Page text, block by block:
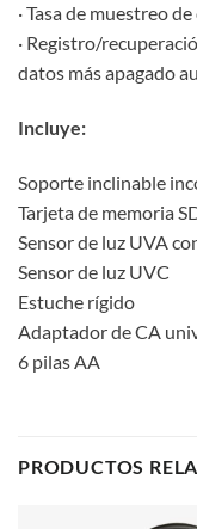
· Tasa de muestreo
· Registro/
datos más apagado
Incluye:
Soporte inclinable
Tarjeta de memoria
Sensor de luz UVA
Sensor de luz UVC
Estuche rígido
Adaptador de CA
6 pilas AA
PRODUCTOS